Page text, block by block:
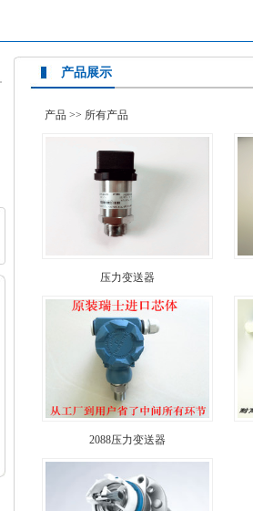
产品展示
产品 >> 所有产品
压力变送器
2088压力变送器